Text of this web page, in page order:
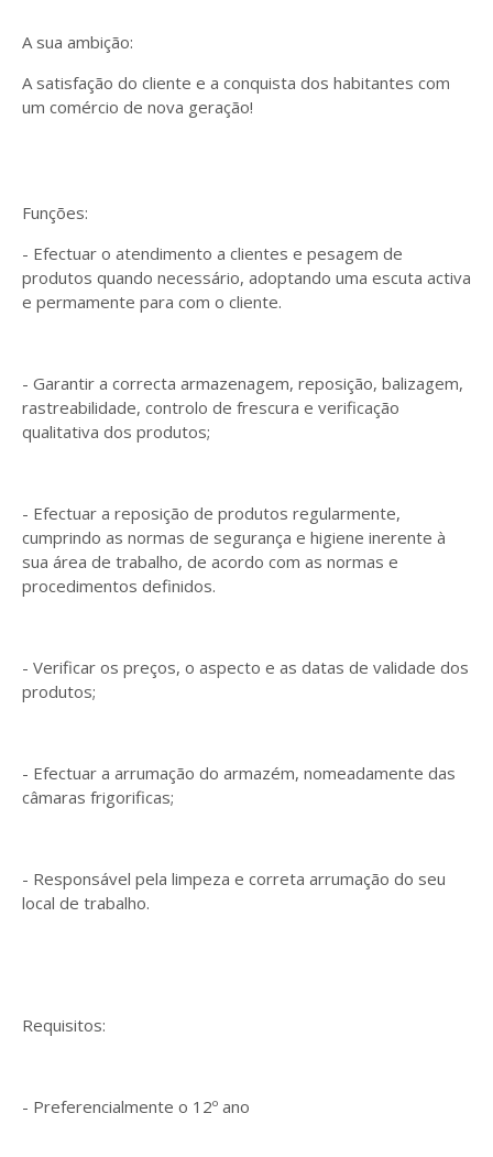
A sua ambição:
A satisfação do cliente e a conquista dos habitantes com
um comércio de nova geração!
Funções:
- Efectuar o atendimento a clientes e pesagem de
produtos quando necessário, adoptando uma escuta activa
e permamente para com o cliente.
- Garantir a correcta armazenagem, reposição, balizagem,
rastreabilidade, controlo de frescura e verificação
qualitativa dos produtos;
- Efectuar a reposição de produtos regularmente,
cumprindo as normas de segurança e higiene inerente à
sua área de trabalho, de acordo com as normas e
procedimentos definidos.
- Verificar os preços, o aspecto e as datas de validade dos
produtos;
- Efectuar a arrumação do armazém, nomeadamente das
câmaras frigorificas;
- Responsável pela limpeza e correta arrumação do seu
local de trabalho.
Requisitos:
- Preferencialmente o 12º ano